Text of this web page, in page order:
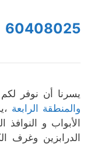
60408025
يسرنا أن نوفر
والمنطقة الرابعة
الأبواب و النوافذ
الدرابزين وغرف